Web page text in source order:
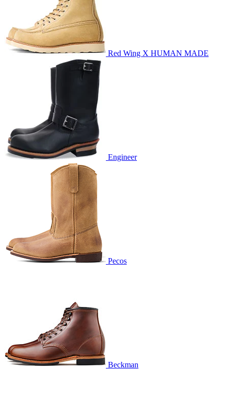
Red Wing X HUMAN MADE
Engineer
Pecos
Beckman